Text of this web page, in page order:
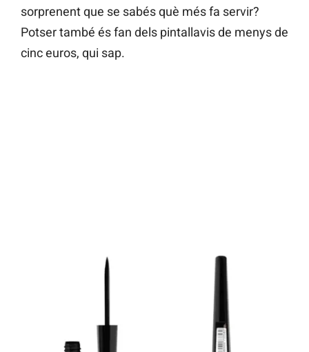
sorprenent que se sabés què més fa servir?
Potser també és fan dels pintallavis de menys de
cinc euros, qui sap.